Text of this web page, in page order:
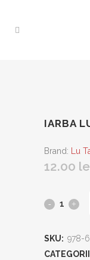
IARBA
Brand: Lu
12.00
Iarba
SKU: 978-